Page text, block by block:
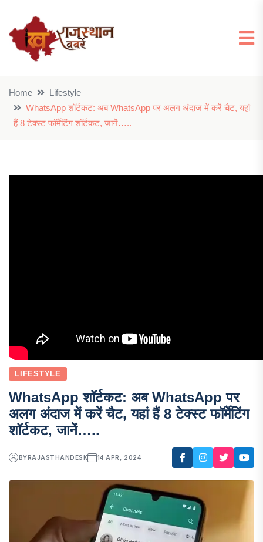
Home
Lifestyle
WhatsApp शॉर्टकट: अब WhatsApp पर अलग अंदाज में करें चैट, यहां
हैं 8 टेक्स्ट फॉर्मेटिंग शॉर्टकट, जानें…..
LIFESTYLE
WhatsApp शॉर्टकट: अब WhatsApp पर
अलग अंदाज में करें चैट, यहां हैं 8 टेक्स्ट फॉर्मेटिंग
शॉर्टकट, जानें…..
BY RAJASTHANDESK 14 APR, 2024